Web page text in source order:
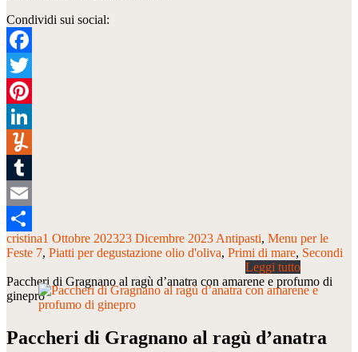
Condividi sui social:
Facebook
Twitter
Pinterest
LinkedIn
Yummly
Tumblr
Email
Condividi
cristina1 Ottobre 202323 Dicembre 2023 Antipasti Menu per le
Feste 7 Piatti per degustazione olio d'oliva Primi di mare Secondi
Paccheri di Gragnano al ragù d’anatra con amarene e profumo di
ginepro
Paccheri di Gragnano al ragù d’anatra